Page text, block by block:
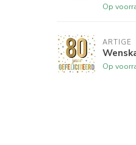
Op
ARTIGE
Op